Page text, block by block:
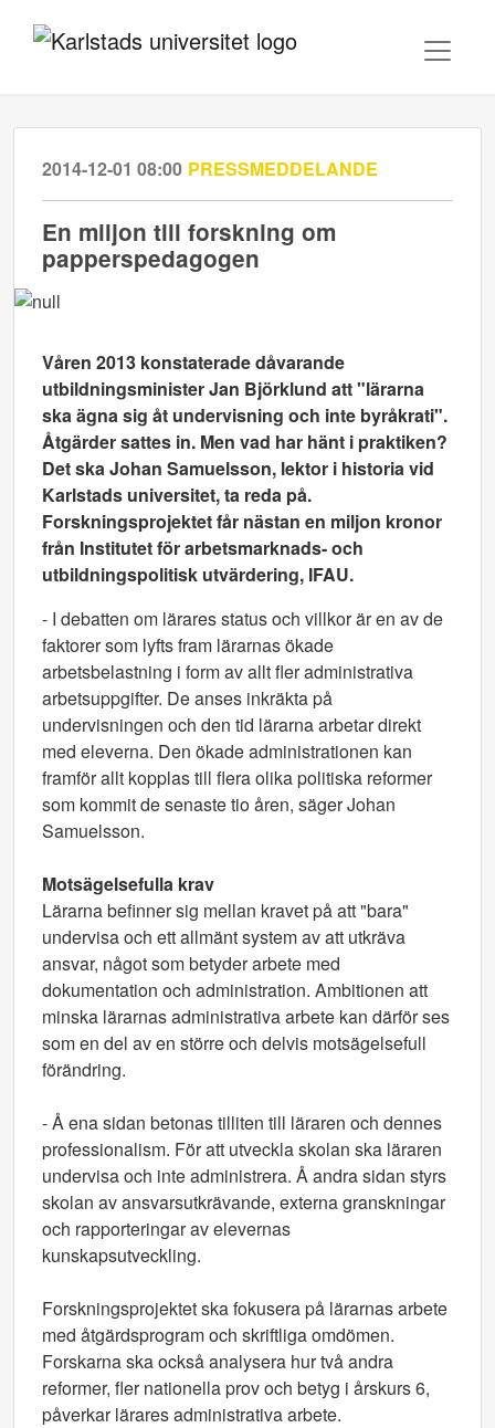
2014-12-01 08:00 PRESSMEDDELANDE
En miljon till forskning om
papperspedagogen
Våren 2013 konstaterade dåvarande
utbildningsminister Jan Björklund att "lärarna
ska ägna sig åt undervisning och inte byråkrati".
Åtgärder sattes in. Men vad har hänt i praktiken?
Det ska Johan Samuelsson, lektor i historia vid
Karlstads universitet, ta reda på.
Forskningsprojektet får nästan en miljon kronor
från Institutet för arbetsmarknads- och
utbildningspolitisk utvärdering, IFAU.
- I debatten om lärares status och villkor är en av de
faktorer som lyfts fram lärarnas ökade
arbetsbelastning i form av allt fler administrativa
arbetsuppgifter. De anses inkräkta på
undervisningen och den tid lärarna arbetar direkt
med eleverna. Den ökade administrationen kan
framför allt kopplas till flera olika politiska reformer
som kommit de senaste tio åren, säger Johan
Samuelsson.
Motsägelsefulla krav
Lärarna befinner sig mellan kravet på att "bara"
undervisa och ett allmänt system av att utkräva
ansvar, något som betyder arbete med
dokumentation och administration. Ambitionen att
minska lärarnas administrativa arbete kan därför ses
som en del av en större och delvis motsägelsefull
förändring.
- Å ena sidan betonas tilliten till läraren och dennes
professionalism. För att utveckla skolan ska läraren
undervisa och inte administrera. Å andra sidan styrs
skolan av ansvarsutkrävande, externa granskningar
och rapporteringar av elevernas
kunskapsutveckling.
Forskningsprojektet ska fokusera på lärarnas arbete
med åtgärdsprogram och skriftliga omdömen.
Forskarna ska också analysera hur två andra
reformer, fler nationella prov och betyg i årskurs 6,
påverkar lärares administrativa arbete.